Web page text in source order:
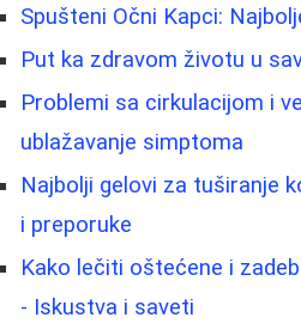
Spušteni Očni Kapci:
Put ka zdravom životu u
Problemi sa cirkulacijom i
ublažavanje simptoma
Najbolji gelovi za tuširanje
i preporuke
Kako lečiti oštećene i
- Iskustva i saveti